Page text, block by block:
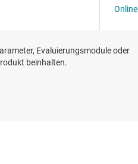
Evaluierungsmodule oder
beinhalten.